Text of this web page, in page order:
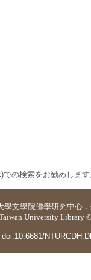
の検索をお勧めしま
學文學院佛學研究中心 ．
University Library
doi:10.6681/